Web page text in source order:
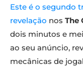
Este é o segundo
revelação nos The
dois minutos e
ao seu anúncio,
mecânicas de